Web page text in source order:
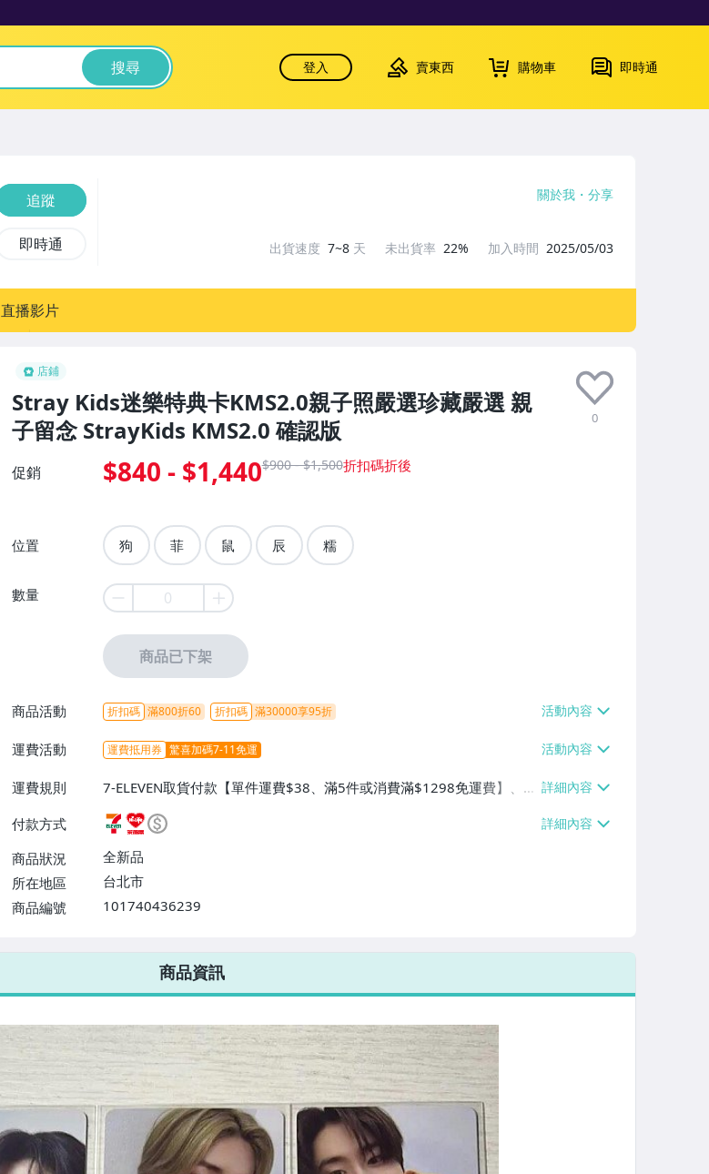
搜尋 登入 賣東西 購物車 即時通
店鋪
Stray Kids迷樂特典卡KMS2.0親子照嚴選珍藏嚴選 親
子留念 StrayKids KMS2.0 確認版
0
促銷 $840 - $1,440$900 - $1,500
位置 狗 菲 鼠 辰 糯
數量
商品已下架
商品活動 折扣碼 滿800折60 折扣碼 滿30000享95折
運費活動 運費抵用券 驚喜加碼7-11免運
運費規則
7-ELEVEN取貨付款【單件運費$38、滿5件或消費滿$1298免運費】、7-
ELEVEN取貨不付款【免運費】、萊爾富取貨付款【單件運費$60、滿5件
或消費滿$1298免運費】、宅配/貨運【單件運費$120、滿5件或消費滿
$1598免運費】
付款方式
商品狀況
全新品
所在地區
台北市
商品編號
101740436239
7-ELEVEN 運費只要38元
不限金額、筆數，筆筆優惠無限次！
追蹤
即時通
關於我 分享
出貨速度 7~8 天 未出貨率 22% 加入時間 2025/05/03
直播影片
商品資訊